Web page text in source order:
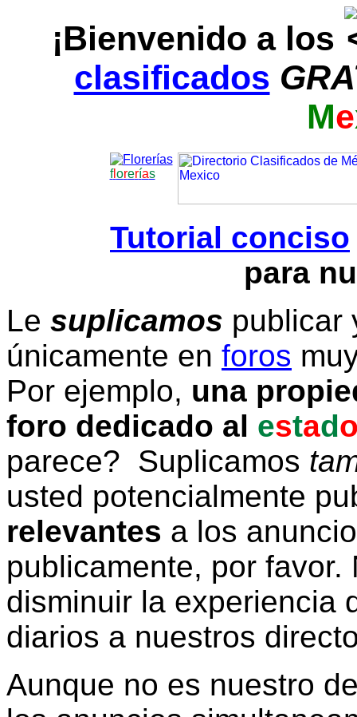
¡Bienvenido a los
clasificados
Me
florerías
Tutorial conciso
para
Le suplicamos publicar
únicamente en foros
Por ejemplo, una
foro dedicado al estad
parece? Suplicamos
usted potencialmente
relevantes a los
publicamente, por
disminuir la experiencia
diarios a nuestros
Aunque no es nuestro